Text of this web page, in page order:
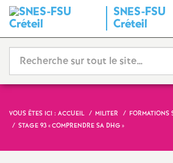
SNES-FSU
Créteil
VOUS ÊTES ICI : ACCUEIL MILITER
FORMATIONS
STAGE 93 «COMPRENDRE SA DHG »